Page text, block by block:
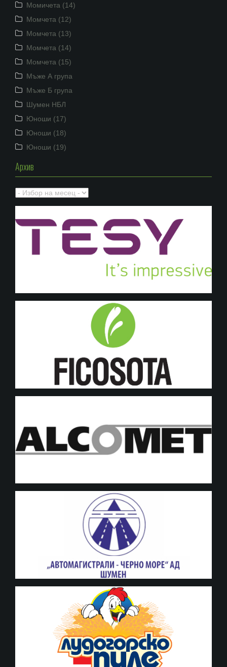
Момичета (14)
Момчета (12)
Момчета (13)
Момчета (14)
Момчета (15)
Мъже А група
Мъже Б група
Шумен НБЛ
Юноши (17)
Юноши (18)
Юноши (19)
Архив
Архив